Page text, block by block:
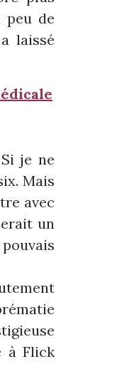
peu de
laissé
je ne
Mais
avec
un
à Flick